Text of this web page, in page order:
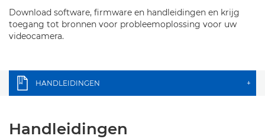
Download software, firmware en handleidingen en krijg
toegang tot bronnen voor probleemoplossing voor uw
videocamera.
HANDLEIDINGEN +
Handleidingen